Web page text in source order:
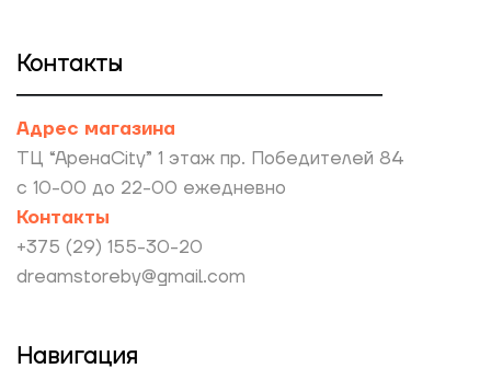
Контакты
Адрес магазина
ТЦ “АренаCity” 1 этаж пр. Победителей 84
с 10-00 до 22-00 ежедневно
Контакты
+375 (29) 155-30-20
dreamstoreby@gmail.com
Навигация